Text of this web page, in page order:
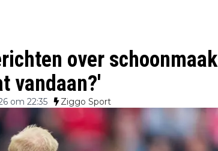
over schoonmaak
vandaan?'
om 22:35 Ziggo Sport